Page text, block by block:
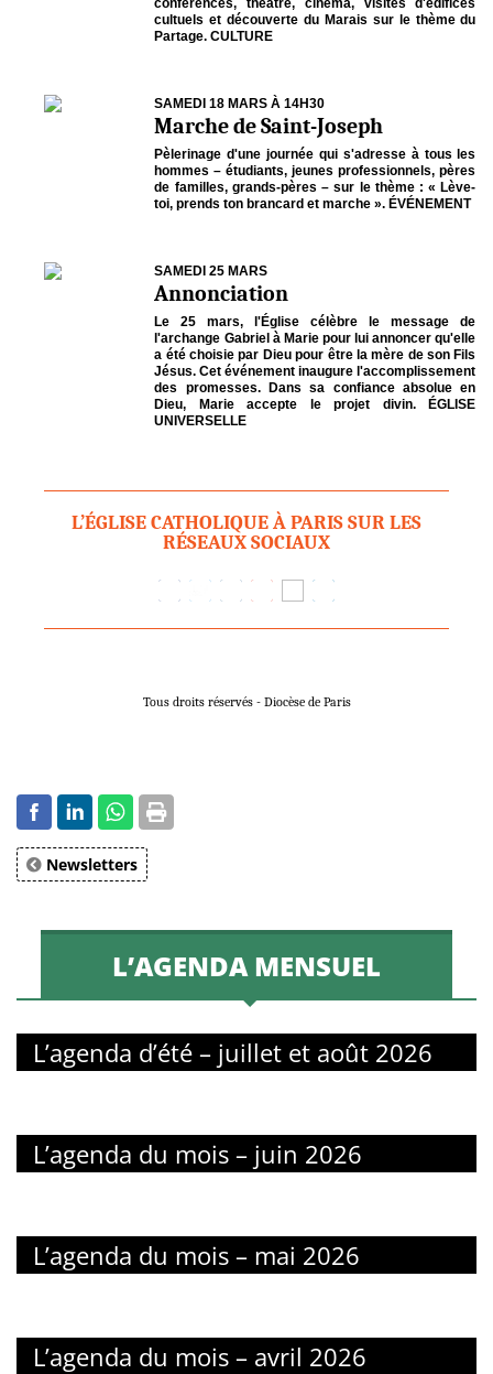
conférences, théâtre, cinéma, visites d'édifices
cultuels et découverte du Marais sur le thème du
Partage. CULTURE
SAMEDI 18 MARS À 14H30
Marche de Saint-Joseph
Pèlerinage d'une journée qui s'adresse à tous les
hommes – étudiants, jeunes professionnels, pères
de familles, grands-pères – sur le thème : « Lève-
toi, prends ton brancard et marche ». ÉVÉNEMENT
SAMEDI 25 MARS
Annonciation
Le 25 mars, l'Église célèbre le message de
l'archange Gabriel à Marie pour lui annoncer qu'elle
a été choisie par Dieu pour être la mère de son Fils
Jésus. Cet événement inaugure l'accomplissement
des promesses. Dans sa confiance absolue en
Dieu, Marie accepte le projet divin. ÉGLISE
UNIVERSELLE
L’ÉGLISE CATHOLIQUE À PARIS SUR LES
RÉSEAUX SOCIAUX
Tous droits réservés - Diocèse de Paris
Newsletters
L’AGENDA MENSUEL
L’agenda d’été – juillet et août 2026
L’agenda du mois – juin 2026
L’agenda du mois – mai 2026
L’agenda du mois – avril 2026